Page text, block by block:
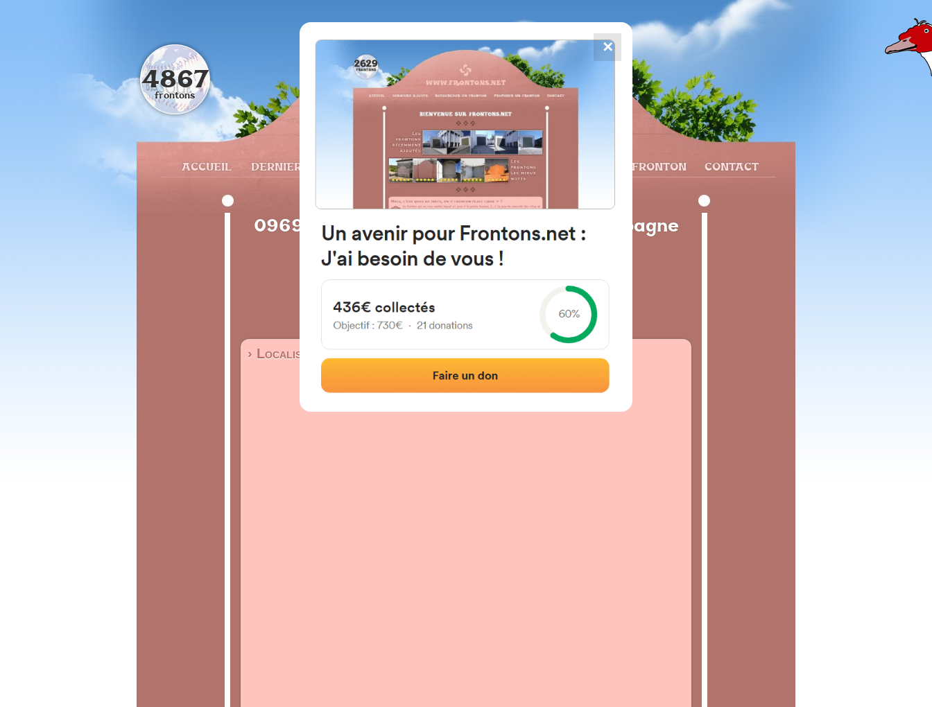
FRONTONS.NET
ACCUEIL DERNIERS AJOUTS RECHERCHER UN FRONTON PROPOSER UN FRONTON CONTACT
4867
frontons
09693 Regumiel de la Sierra, Burgos Espagne
Plaza de España 0 S N
#3464
Localisation|Photos|Commentaires et avis
› Localisation du fronton
✕